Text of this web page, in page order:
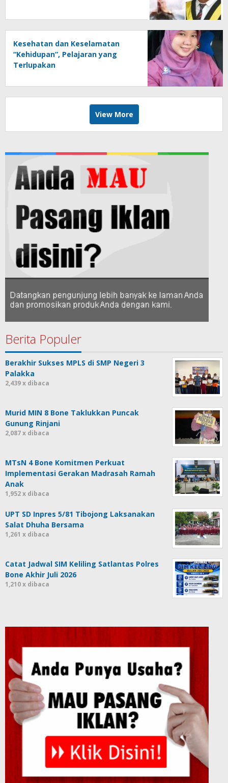
Kesehatan dan Keselamatan
“Kehidupan”, Pelajaran yang
Terlupakan
View More
Berita Populer
Berakhir Sukses MPLS di SMP Negeri 3
Palakka
2,439 x dibaca
Murid MIN 8 Bone Taklukkan Puncak
Gunung Rinjani
2,087 x dibaca
MTsN 4 Bone Komitmen Perkuat
Implementasi Gerakan Madrasah Ramah
Anak
1,952 x dibaca
UPT SD Inpres 5/81 Tibojong Laksanakan
Salat Dhuha Bersama
1,261 x dibaca
Catat Jadwal SIM Keliling Satlantas Polres
Bone Akhir Juli 2026
1,210 x dibaca